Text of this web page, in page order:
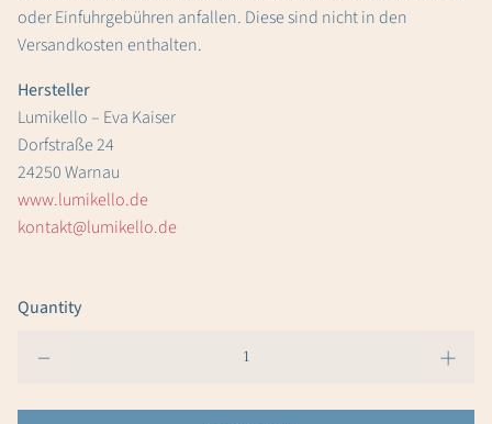
oder Einfuhrgebühren anfallen. Diese sind nicht in den
Versandkosten enthalten.
Hersteller
Lumikello – Eva Kaiser
Dorfstraße 24
24250 Warnau
www.lumikello.de
kontakt@lumikello.de
Quantity